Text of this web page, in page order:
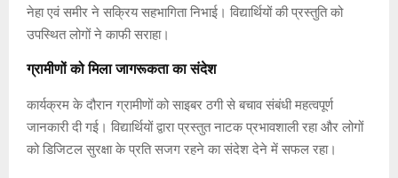
नेहा एवं समीर ने सक्रिय सहभागिता निभाई। विद्यार्थियों की प्रस्तुति को
उपस्थित लोगों ने काफी सराहा।
ग्रामीणों को मिला जागरूकता का संदेश
कार्यक्रम के दौरान ग्रामीणों को साइबर ठगी से बचाव संबंधी महत्वपूर्ण
जानकारी दी गई। विद्यार्थियों द्वारा प्रस्तुत नाटक प्रभावशाली रहा और लोगों
को डिजिटल सुरक्षा के प्रति सजग रहने का संदेश देने में सफल रहा।